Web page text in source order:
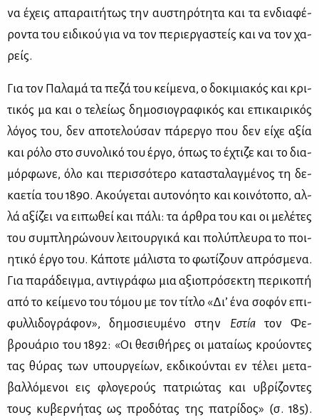
να έχεις απα­ραι­τή­τως την αυ­στη­ρό­τη­τα και τα εν­δια­φέ­
ρο­ντα του ει­δι­κού για να τον πε­ριερ­γα­στείς και να τον χα­
ρείς.
Για τον Πα­λα­μά τα πε­ζά του κεί­με­να, ο δο­κι­μια­κός και κρι­
τι­κός μα και ο τε­λεί­ως δη­μο­σιο­γρα­φι­κός και επι­και­ρι­κός
λό­γος του, δεν απο­τε­λού­σαν πά­ρερ­γο που δεν εί­χε αξία
και ρό­λο στο συ­νο­λι­κό του έρ­γο, όπως το έχτι­ζε και το δια­
μόρ­φω­νε, όλο και πε­ρισ­σό­τε­ρο κα­τα­στα­λαγ­μέ­νος τη δε­
κα­ε­τία του 1890. Ακού­γε­ται αυ­το­νό­η­το και κοι­νό­το­πο, αλ­
λά αξί­ζει να ει­πω­θεί και πά­λι: τα άρ­θρα του και οι με­λέ­τες
του συ­μπλη­ρώ­νουν λει­τουρ­γι­κά και πο­λύ­πλευ­ρα το ποι­
η­τι­κό έρ­γο του. Κά­πο­τε μά­λι­στα το φω­τί­ζουν απρό­σμε­να.
Για πα­ρά­δειγ­μα, αντι­γρά­φω μια αξιο­πρό­σε­κτη πε­ρι­κο­πή
από το κεί­με­νο του τό­μου με τον τί­τλο «Δι’ ένα σο­φόν επι­
φυλ­λι­δο­γρά­φον», δη­μο­σιευ­μέ­νο στην Εστία τον Φε­
βρουά­ριο του 1892: «Οι θε­σι­θή­ρες οι μα­ταί­ως κρού­ο­ντες
τας θύ­ρας των υπουρ­γεί­ων, εκ­δι­κού­νται εν τέ­λει με­τα­
βαλ­λό­με­νοι εις φλο­γε­ρούς πα­τριώ­τας και υβρί­ζο­ντες
τους κυ­βερ­νή­τας ως προ­δό­τας της πα­τρί­δος» (σ. 185).